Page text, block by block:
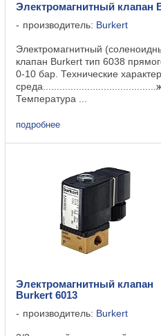
Электромагнитный клапан
производитель: Burkert
Электромагнитный
клапан Burkert тип 6038
0-10 бар. Технические
Температура ...
подробнее
Электромагнитный клапан
Burkert 6013
производитель: Burkert